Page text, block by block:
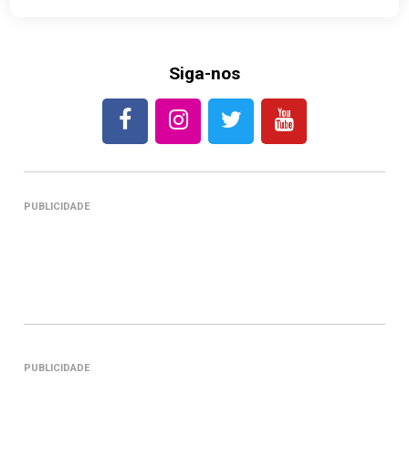
Siga-nos
PUBLICIDADE
PUBLICIDADE